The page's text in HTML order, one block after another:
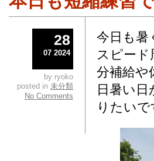
今日も暑
スピー
分補給や
日暑い
りたいで
28
07 2024
by ryoko
posted in 未分類
No Comments